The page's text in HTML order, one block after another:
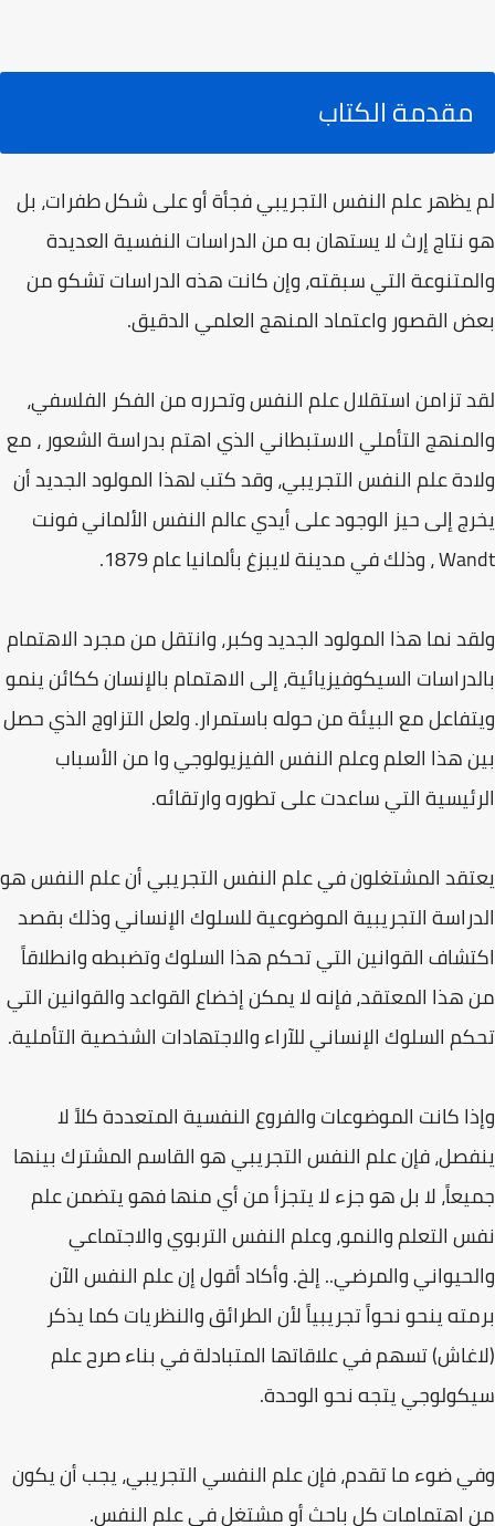
مقدمة الكتاب
لم يظهر علم النفس التجريبي فجأة أو على شكل طفرات، بل
هو نتاج إرث لا يستهان به من الدراسات النفسية العديدة
والمتنوعة التي سبقته، وإن كانت هذه الدراسات تشكو من
بعض القصور واعتماد المنهج العلمي الدقيق.
لقد تزامن استقلال علم النفس وتحرره من الفكر الفلسفي،
والمنهج التأملي الاستبطاني الذي اهتم بدراسة الشعور ، مع
ولادة علم النفس التجريبي، وقد كتب لهذا المولود الجديد أن
يخرج إلى حيز الوجود على أيدي عالم النفس الألماني فونت
Wandt ، وذلك في مدينة لايبزغ بألمانيا عام 1879.
ولقد نما هذا المولود الجديد وكبر، وانتقل من مجرد الاهتمام
بالدراسات السيكوفيزيائية، إلى الاهتمام بالإنسان ككائن ينمو
ويتفاعل مع البيئة من حوله باستمرار. ولعل التزاوج الذي حصل
بين هذا العلم وعلم النفس الفيزيولوجي وا من الأسباب
الرئيسية التي ساعدت على تطوره وارتقائه.
يعتقد المشتغلون في علم النفس التجريبي أن علم النفس هو
الدراسة التجريبية الموضوعية للسلوك الإنساني وذلك بقصد
اكتشاف القوانين التي تحكم هذا السلوك وتضبطه وانطلاقاً
من هذا المعتقد، فإنه لا يمكن إخضاع القواعد والقوانين التي
تحكم السلوك الإنساني للآراء والاجتهادات الشخصية التأملية.
وإذا كانت الموضوعات والفروع النفسية المتعددة كلاً لا
ينفصل، فإن علم النفس التجريبي هو القاسم المشترك بينها
جميعاً، لا بل هو جزء لا يتجزأ من أي منها فهو يتضمن علم
نفس التعلم والنمو، وعلم النفس التربوي والاجتماعي
والحيواني والمرضي.. إلخ. وأكاد أقول إن علم النفس الآن
برمته ينحو نحواً تجريبياً لأن الطرائق والنظريات كما يذكر
(لاغاش) تسهم في علاقاتها المتبادلة في بناء صرح علم
سيكولوجي يتجه نحو الوحدة.
وفي ضوء ما تقدم، فإن علم النفسي التجريبي، يجب أن يكون
من اهتمامات كل باحث أو مشتغل في علم النفس.